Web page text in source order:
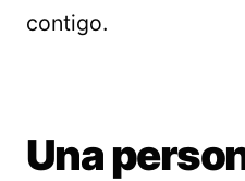
contigo.
Una